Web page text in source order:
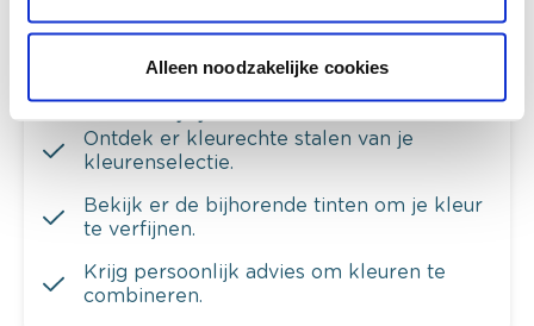
Alleen noodzakelijke cookies
Ontdek er kleurechte stalen van je
kleurenselectie.
Bekijk er de bijhorende tinten om je kleur
te verfijnen.
Krijg persoonlijk advies om kleuren te
combineren.